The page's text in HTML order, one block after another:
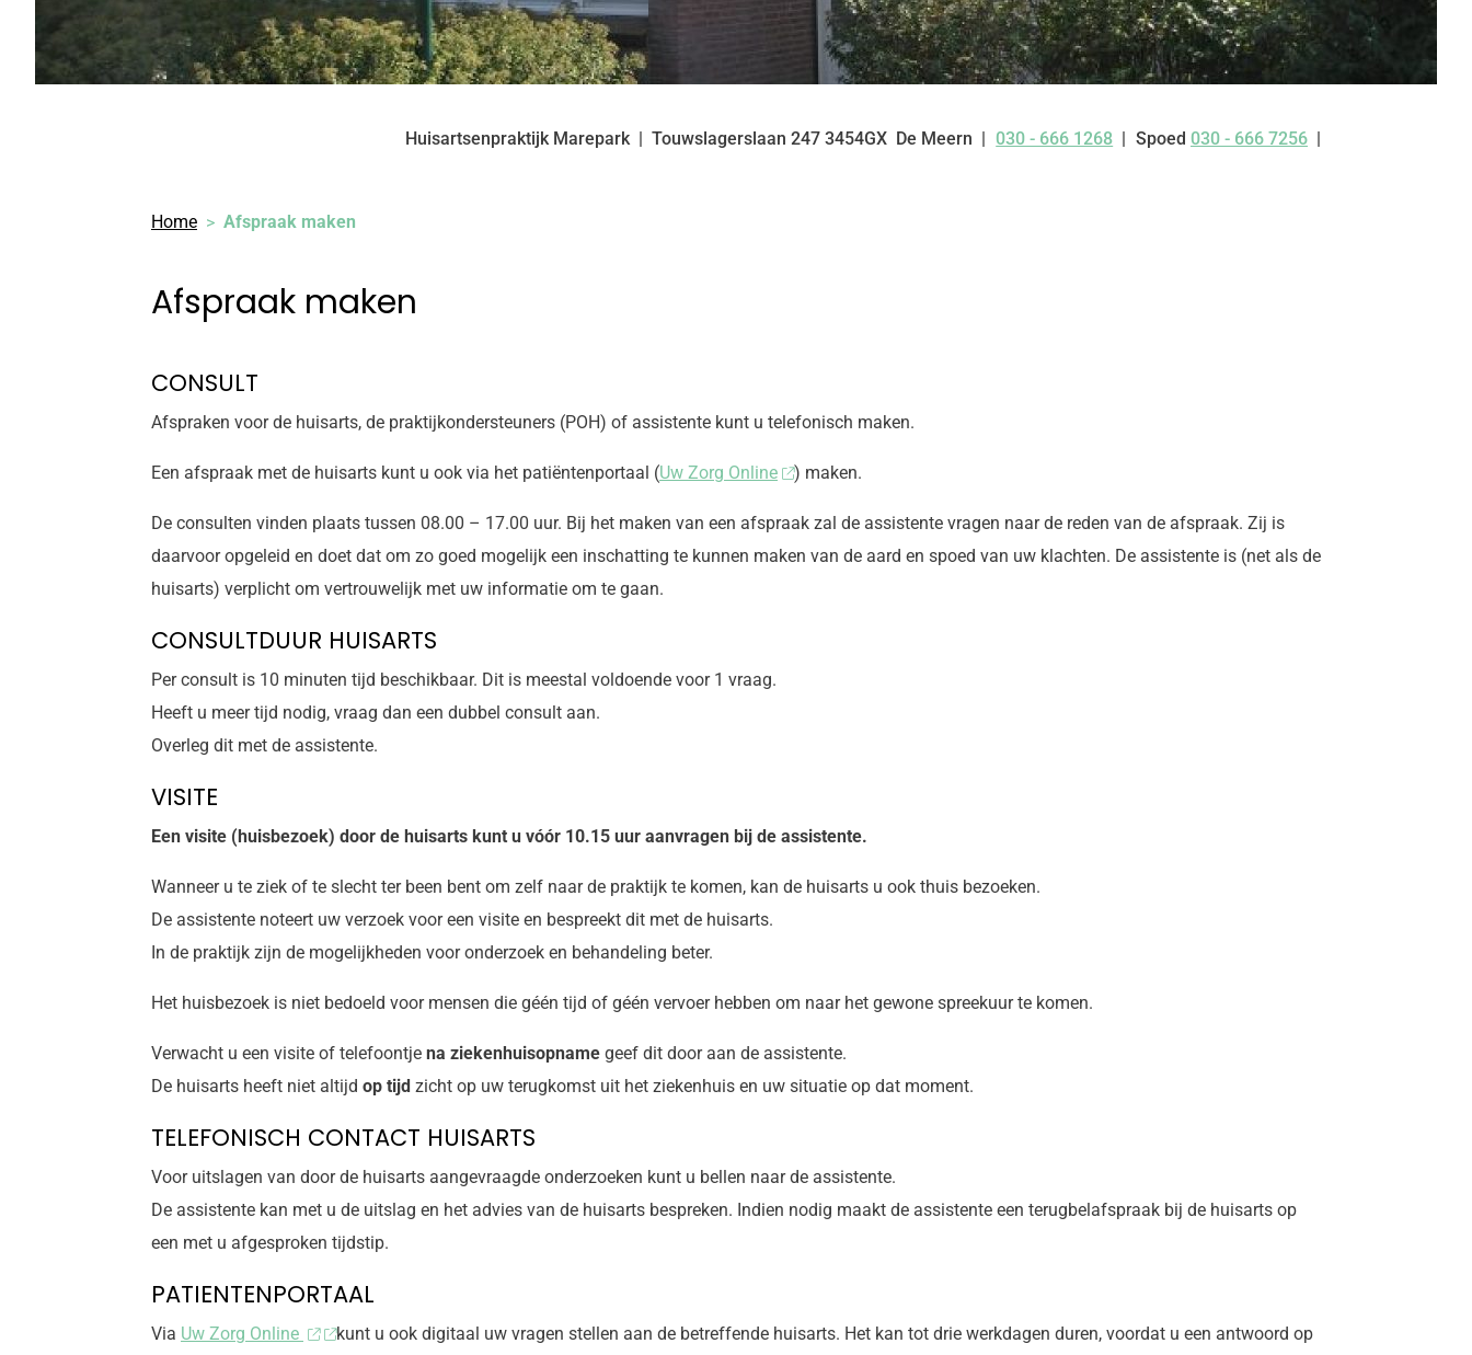
Huisartsenpraktijk Marepark Touwslagerslaan 247 3454GX De Meern Tel:
030 - 666 1268 Spoed 030 - 666 7256
Home Afspraak maken
Afspraak maken
CONSULT
Afspraken voor de huisarts, de praktijkondersteuners (POH) of assistente kunt u telefonisch maken.
Een afspraak met de huisarts kunt u ook via het patiëntenportaal (Uw Zorg Online ) maken.
De consulten vinden plaats tussen 08.00 – 17.00 uur. Bij het maken van een afspraak zal de assistente vragen naar de reden van de afspraak. Zij is
daarvoor opgeleid en doet dat om zo goed mogelijk een inschatting te kunnen maken van de aard en spoed van uw klachten. De assistente is (net als de
huisarts) verplicht om vertrouwelijk met uw informatie om te gaan.
CONSULTDUUR HUISARTS
Per consult is 10 minuten tijd beschikbaar. Dit is meestal voldoende voor 1 vraag.
Heeft u meer tijd nodig, vraag dan een dubbel consult aan.
Overleg dit met de assistente.
VISITE
Een visite (huisbezoek) door de huisarts kunt u vóór 10.15 uur aanvragen bij de assistente.
Wanneer u te ziek of te slecht ter been bent om zelf naar de praktijk te komen, kan de huisarts u ook thuis bezoeken.
De assistente noteert uw verzoek voor een visite en bespreekt dit met de huisarts.
In de praktijk zijn de mogelijkheden voor onderzoek en behandeling beter.
Het huisbezoek is niet bedoeld voor mensen die géén tijd of géén vervoer hebben om naar het gewone spreekuur te komen.
Verwacht u een visite of telefoontje na ziekenhuisopname geef dit door aan de assistente.
De huisarts heeft niet altijd op tijd zicht op uw terugkomst uit het ziekenhuis en uw situatie op dat moment.
TELEFONISCH CONTACT HUISARTS
Voor uitslagen van door de huisarts aangevraagde onderzoeken kunt u bellen naar de assistente.
De assistente kan met u de uitslag en het advies van de huisarts bespreken. Indien nodig maakt de assistente een terugbelafspraak bij de huisarts op
een met u afgesproken tijdstip.
PATIENTENPORTAAL
Via Uw Zorg Online
kunt u ook digitaal uw vragen stellen aan de betreffende huisarts. Het kan tot drie werkdagen duren, voordat u een antwoord op